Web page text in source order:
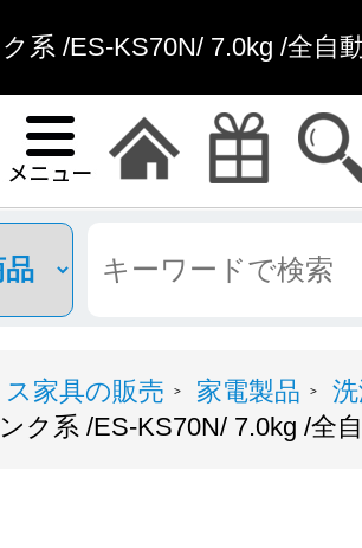
系 /ES-KS70N/ 7.0kg /全自
家具の販売 > 家電製品 >
ク系 /ES-KS70N/ 7.0kg /全